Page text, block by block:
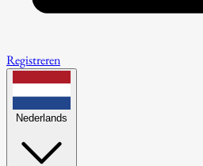
Registreren
Nederlands